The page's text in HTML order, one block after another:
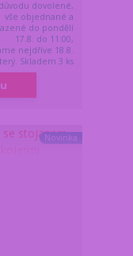
dovolené,
vše objednané a
do pondělí
17.8. do 11:00,
nejdříve 18.8.
Skladem 3 ks
Novinka